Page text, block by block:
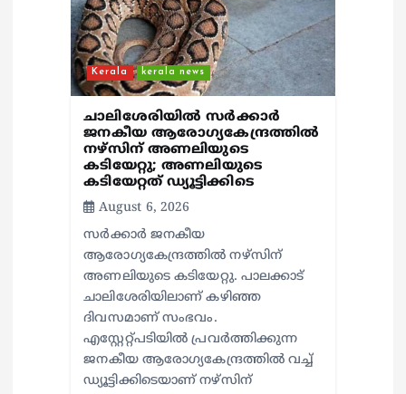
Kerala kerala news
ചാലിശേരിയില്‍ സര്‍ക്കാര്‍
ജനകീയ ആരോഗ്യകേന്ദ്രത്തില്‍
നഴ്സിന് അണലിയുടെ
കടിയേറ്റു; അണലിയുടെ
കടിയേറ്റത് ഡ്യൂട്ടിക്കിടെ
August 6, 2026
സര്‍ക്കാര്‍ ജനകീയ
ആരോഗ്യകേന്ദ്രത്തില്‍ നഴ്സിന്
അണലിയുടെ കടിയേറ്റു. പാലക്കാട്
ചാലിശേരിയിലാണ് കഴിഞ്ഞ
ദിവസമാണ് സംഭവം.
എസ്റ്റേറ്റ്പടിയില്‍ പ്രവര്‍ത്തിക്കുന്ന
ജനകീയ ആരോഗ്യകേന്ദ്രത്തില്‍ വച്ച്
ഡ്യൂട്ടിക്കിടെയാണ് നഴ്സിന്